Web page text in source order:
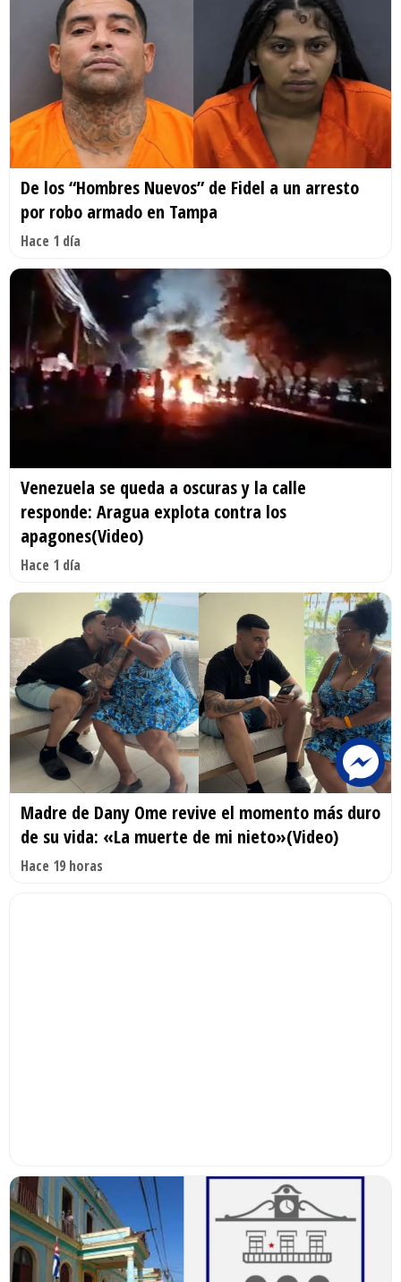
De los “Hombres Nuevos” de Fidel a un arresto
por robo armado en Tampa
Hace 1 día
Venezuela se queda a oscuras y la calle
responde: Aragua explota contra los
apagones(Video)
Hace 1 día
Madre de Dany Ome revive el momento más duro
de su vida: «La muerte de mi nieto»(Video)
Hace 19 horas